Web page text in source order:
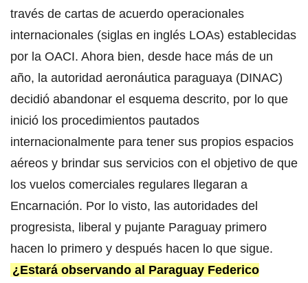
través de cartas de acuerdo operacionales
internacionales (siglas en inglés LOAs) establecidas
por la OACI. Ahora bien, desde hace más de un
año, la autoridad aeronáutica paraguaya (DINAC)
decidió abandonar el esquema descrito, por lo que
inició los procedimientos pautados
internacionalmente para tener sus propios espacios
aéreos y brindar sus servicios con el objetivo de que
los vuelos comerciales regulares llegaran a
Encarnación. Por lo visto, las autoridades del
progresista, liberal y pujante Paraguay primero
hacen lo primero y después hacen lo que sigue.
¿Estará observando al Paraguay Federico